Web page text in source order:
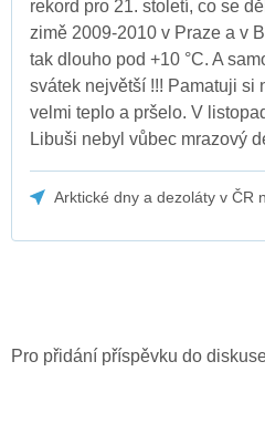
rekord pro 21. století, co se
zimě 2009-2010 v Praze a v
tak dlouho pod +10 °C. A
svátek největší !!! Pamatuji si
velmi teplo a pršelo. V
Libuši nebyl vůbec mrazový
Arktické dny a dezoláty v ČR
Pro přidání příspěvku do